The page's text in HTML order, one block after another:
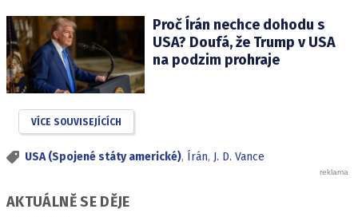
Proč Írán nechce dohodu s
USA? Doufá, že Trump v USA
na podzim prohraje
VÍCE SOUVISEJÍCÍCH
USA (Spojené státy americké), Írán, J. D. Vance
AKTUÁLNĚ SE DĚJE